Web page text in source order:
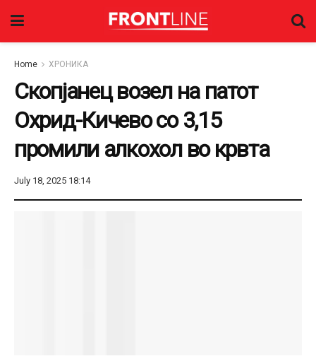
Home ХРОНИКА
Скопјанец возел на патот
Охрид-Кичево со 3,15
промили алкохол во крвта
July 18, 2025 18:14